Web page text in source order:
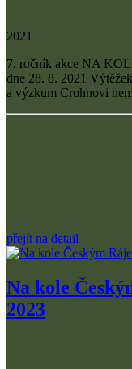
2021
7. ročník akce NA
dne 28. 8. 2021
a výzkum Crohnovi
přejít na detail
Na kole
2023